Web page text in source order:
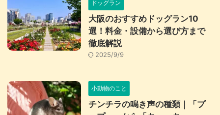
ドッグラン
大阪のおすすめドッグラン10
選！料金・設備から選び方まで
徹底解説
2025/9/9
小動物のこと
チンチラの鳴き声の種類｜「プ